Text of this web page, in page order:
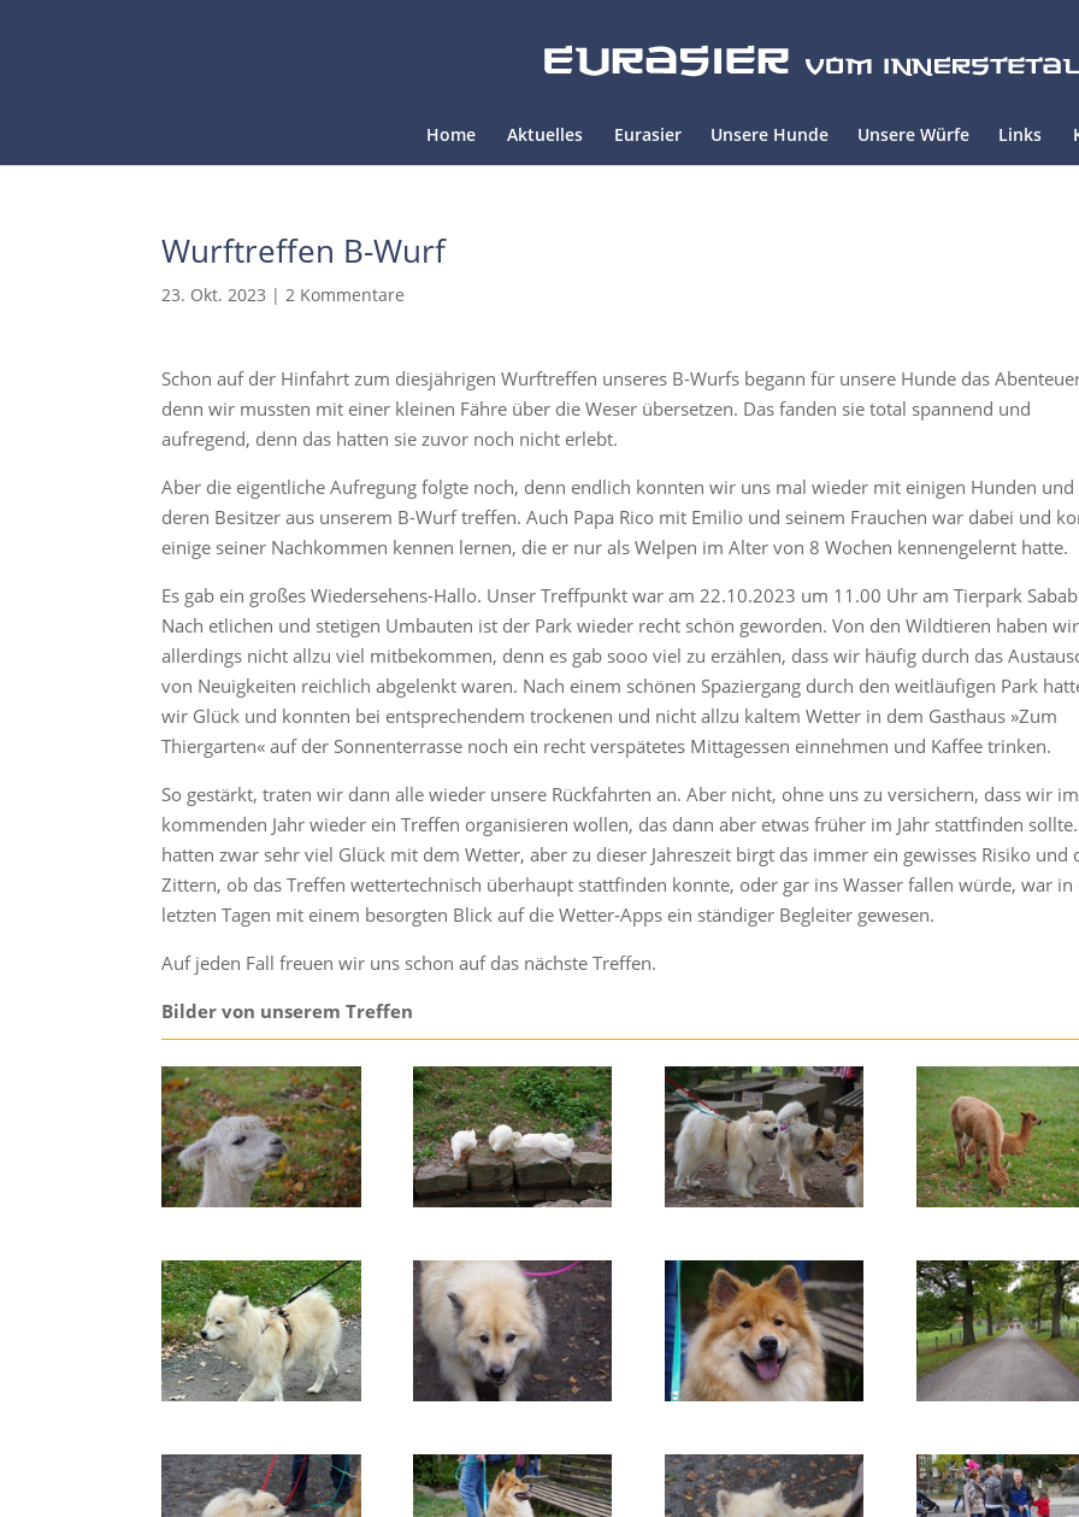
Home Aktuelles Eurasier Unsere Hunde Unsere Würfe Links
Wurftreffen B-Wurf
23. Okt. 2023 |2 Kommentare
Schon auf der Hinfahrt zum diesjährigen Wurftreffen unseres B-Wurfs begann für unsere Hunde das
denn wir mussten mit einer kleinen Fähre über die Weser übersetzen. Das fanden sie total spannend und
aufregend, denn das hatten sie zuvor noch nicht erlebt.
Aber die eigentliche Aufregung folgte noch, denn endlich konnten wir uns mal wieder mit einigen Hunden und
deren Besitzer aus unserem B-Wurf treffen. Auch Papa Rico mit Emilio und seinem Frauchen war dabei und
einige seiner Nachkommen kennen lernen, die er nur als Welpen im Alter von 8 Wochen kennengelernt hatte.
Es gab ein großes Wiedersehens-Hallo. Unser Treffpunkt war am 22.10.2023 um 11.00 Uhr am Tierpark
Nach etlichen und stetigen Umbauten ist der Park wieder recht schön geworden. Von den Wildtieren haben wir
allerdings nicht allzu viel mitbekommen, denn es gab sooo viel zu erzählen, dass wir häufig durch das
von Neuigkeiten reichlich abgelenkt waren. Nach einem schönen Spaziergang durch den weitläufigen Park
wir Glück und konnten bei entsprechendem trockenen und nicht allzu kaltem Wetter in dem Gasthaus »Zum
Thiergarten« auf der Sonnenterrasse noch ein recht verspätetes Mittagessen einnehmen und Kaffee trinken.
So gestärkt, traten wir dann alle wieder unsere Rückfahrten an. Aber nicht, ohne uns zu versichern, dass wir im
kommenden Jahr wieder ein Treffen organisieren wollen, das dann aber etwas früher im Jahr stattfinden
hatten zwar sehr viel Glück mit dem Wetter, aber zu dieser Jahreszeit birgt das immer ein gewisses Risiko und
Zittern, ob das Treffen wettertechnisch überhaupt stattfinden konnte, oder gar ins Wasser fallen würde, war in
letzten Tagen mit einem besorgten Blick auf die Wetter-Apps ein ständiger Begleiter gewesen.
Auf jeden Fall freuen wir uns schon auf das nächste Treffen.
Bilder von unserem Treffen